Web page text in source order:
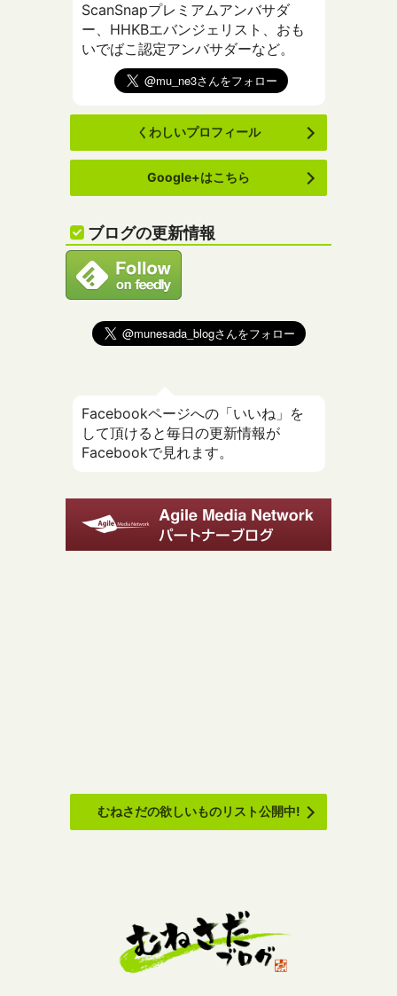
ScanSnapプレミアムアンバサダ
ー、HHKBエバンジェリスト、おも
いでばこ認定アンバサダーなど。
くわしいプロフィール
Google+はこちら
ブログの更新情報
Facebookページへの「いいね」を
して頂けると毎日の更新情報が
Facebookで見れます。
むねさだの欲しいものリスト公開中!